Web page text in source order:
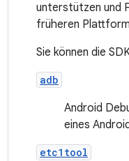
unterstützen und
früheren
Sie können die
adb
Android
eines
etc1tool